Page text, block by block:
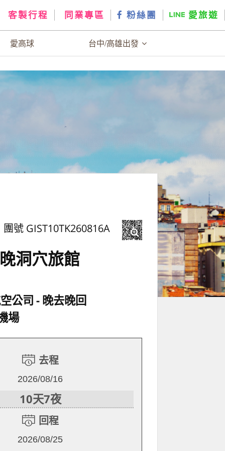
客製行程 同業專區 粉絲團 愛旅遊
愛高球 台中/高雄出發
團號 GIST10TK260816A
洞穴旅館
公司
晚去晚回
場
去程
2026/08/16
10天7夜
回程
2026/08/25